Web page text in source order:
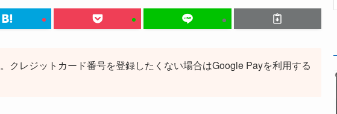
。クレジットカード番号を登録したくない場合はGoogle Payを利用する